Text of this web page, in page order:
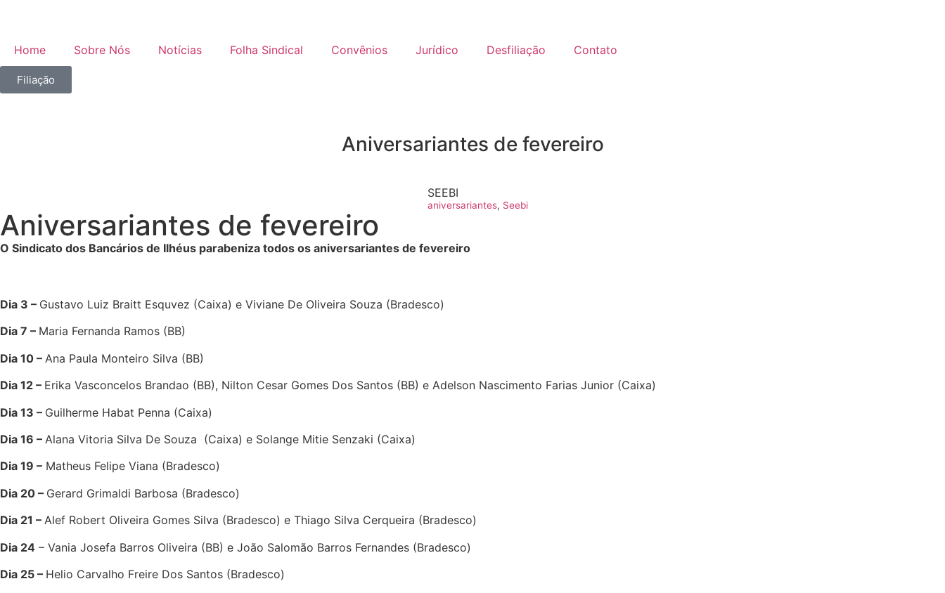
Home Sobre Nós Notícias Folha Sindical Convênios Jurídico Desfiliação Contato
Filiação
Aniversariantes de fevereiro
SEEBI
aniversariantes, Seebi
Aniversariantes de fevereiro
O Sindicato dos Bancários de Ilhéus parabeniza todos os aniversariantes de fevereiro
Dia 3 – Gustavo Luiz Braitt Esquvez (Caixa) e Viviane De Oliveira Souza (Bradesco)
Dia 7 – Maria Fernanda Ramos (BB)
Dia 10 – Ana Paula Monteiro Silva (BB)
Dia 12 – Erika Vasconcelos Brandao (BB), Nilton Cesar Gomes Dos Santos (BB) e Adelson Nascimento Farias Junior (Caixa)
Dia 13 – Guilherme Habat Penna (Caixa)
Dia 16 – Alana Vitoria Silva De Souza (Caixa) e Solange Mitie Senzaki (Caixa)
Dia 19 – Matheus Felipe Viana (Bradesco)
Dia 20 – Gerard Grimaldi Barbosa (Bradesco)
Dia 21 – Alef Robert Oliveira Gomes Silva (Bradesco) e Thiago Silva Cerqueira (Bradesco)
Dia 24 – Vania Josefa Barros Oliveira (BB) e João Salomão Barros Fernandes (Bradesco)
Dia 25 – Helio Carvalho Freire Dos Santos (Bradesco)